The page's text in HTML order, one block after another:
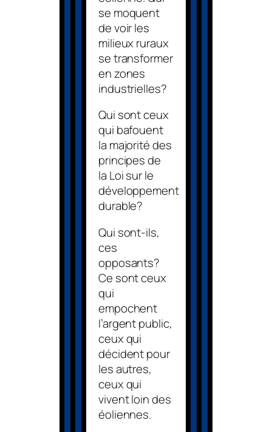
se moquent
de voir les
milieux ruraux
se transformer
en zones
industrielles?
Qui sont ceux
qui bafouent
la majorité des
principes de
la Loi sur le
développement
durable?
Qui sont-ils,
ces
opposants?
Ce sont ceux
qui
empochent
l’argent public,
ceux qui
décident pour
les autres,
ceux qui
vivent loin des
éoliennes.